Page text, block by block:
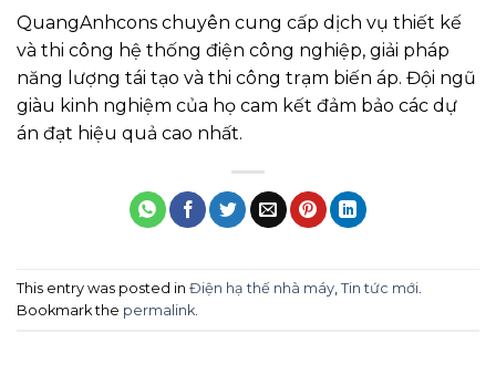
QuangAnhcons chuyên cung cấp dịch vụ thiết kế
và thi công hệ thống điện công nghiệp, giải pháp
năng lượng tái tạo và thi công trạm biến áp. Đội ngũ
giàu kinh nghiệm của họ cam kết đảm bảo các dự
án đạt hiệu quả cao nhất.
This entry was posted in Điện hạ thế nhà máy Tin tức mới
Bookmark the permalink